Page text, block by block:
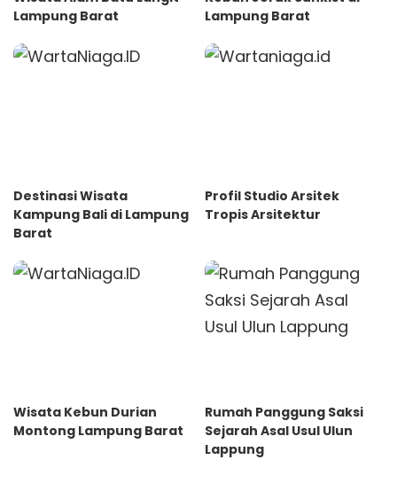
Lampung Barat
Lampung Barat
Destinasi Wisata
Kampung Bali di Lampung
Barat
Profil Studio Arsitek
Tropis Arsitektur
Wisata Kebun Durian
Montong Lampung Barat
Rumah Panggung Saksi
Sejarah Asal Usul Ulun
Lappung